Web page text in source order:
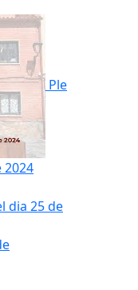
Ple
dia 25 de